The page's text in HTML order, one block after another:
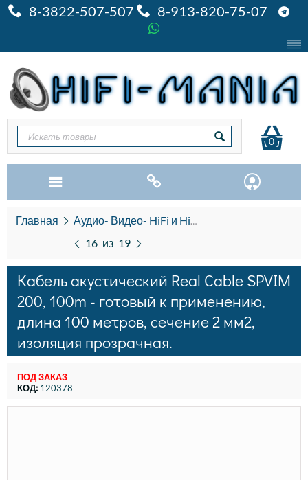
8-3822-507-507 8-913-820-75-07
0
Главная Аудио- Видео- HiFi и HiEND
16 из 19
Кабель акустический Real Cable SPVIM
200, 100m - готовый к применению,
длина 100 метров, сечение 2 мм2,
изоляция прозрачная.
ПОД ЗАКАЗ
КОД: 120378